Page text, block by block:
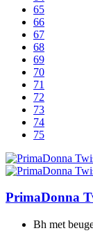
65
66
67
68
69
70
71
72
73
74
75
PrimaDonna
Bh met